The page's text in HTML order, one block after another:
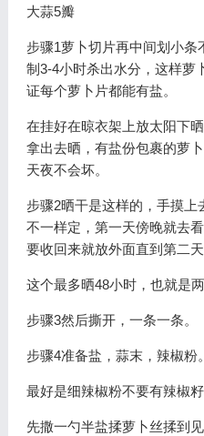
大蒜5瓣
步骤1萝卜切片再中间划小
制3-4小时杀出水分，这样萝
证每个萝卜片都能有盐。
在挂好在晾衣架上放太阳下
拿出去晒，有盐份包裹的萝
天夜不会坏。
步骤2晒干是这样的，手摸
不一样定，第一天傍晚就去
要收回来就放外面直到第二天
这个最多晒48小时，也就是两
步骤3然后撕开，一条一条。
步骤4准备盐，蒜末，辣椒粉。
最好是细辣椒粉不要有辣椒籽
先撒一勺半盐揉萝卜丝揉到